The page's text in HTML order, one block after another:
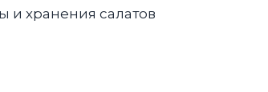
и хранения салатов